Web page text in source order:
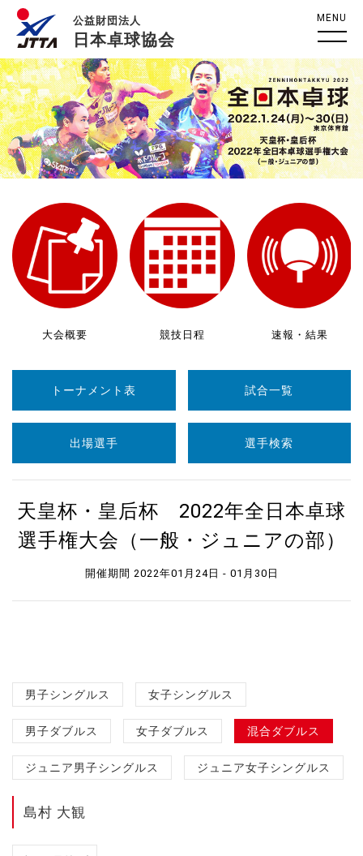
公益財団法人
日本卓球協会
MENU
大会概要 競技日程 速報・結果
トーナメント表 試合一覧
出場選手 選手検索
天皇杯・皇后杯 2022年全日本卓球
選手権大会（一般・ジュニアの部）
開催期間 2022年01月24日 - 01月30日
男子シングルス 女子シングルス
男子ダブルス 女子ダブルス 混合ダブルス
ジュニア男子シングルス ジュニア女子シングルス
島村 大観